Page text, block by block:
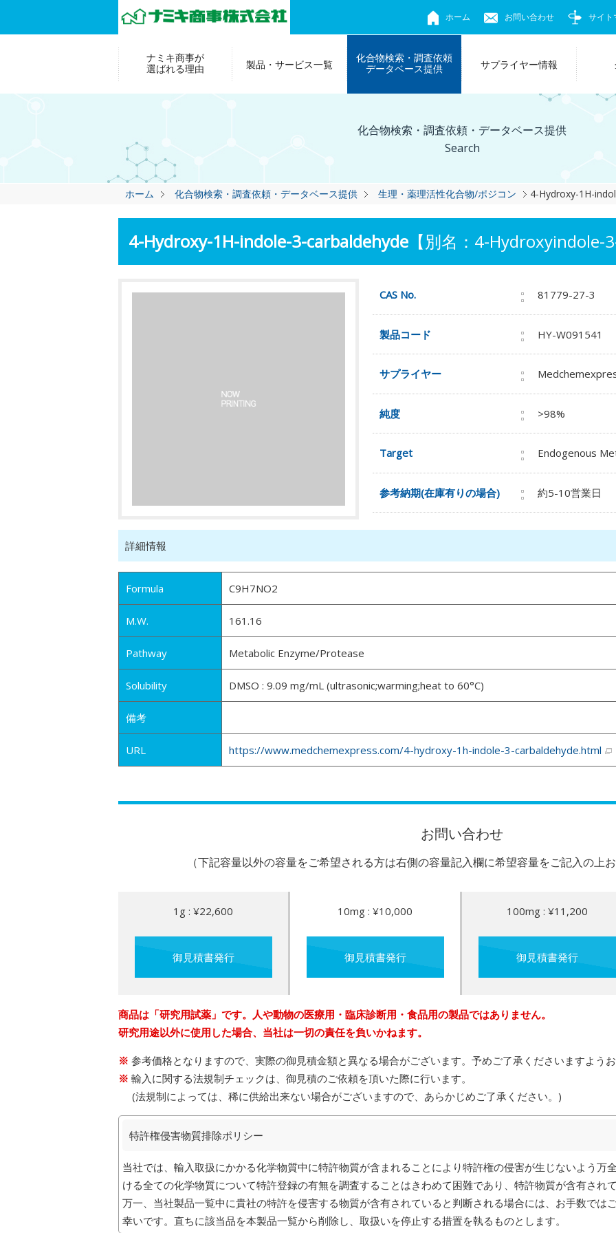
ホーム お問い合わせ サイト
ナミキ商事が
選ばれる理由
製品・サービス一覧
化合物検索・調査依頼
データベース提供
サプライヤー情報
化合物検索・調査依頼・データベース提供
Search
ホーム 化合物検索・調査依頼・データベース提供 生理・薬理活性化合物/ポジコン 4-Hydroxy-1H-
4-Hydroxy-1H-indole-3-carbaldehyde 【別名：4-Hydroxyindole-
CAS No. 81779-27-3
製品コード HY-W091541
サプライヤー
純度 >98%
Target Endogenous
参考納期(在庫有りの場合) 約5-10営業日
詳細情報
Formula C9H7NO2
M.W. 161.16
Pathway Metabolic Enzyme/Protease
Solubility DMSO : 9.09 mg/mL (ultrasonic;warming;heat to 60°C)
備考
URL https://www.medchemexpress.com/4-hydroxy-1h-indole-3-carbaldehyde.html
お問い合わせ
（下記容量以外の容量をご希望される方は右側の容量記入欄に希望容量をご記入の上
1g : ¥22,600
御見積書発行
10mg : ¥10,000
御見積書発行
100mg : ¥11,200
御見積書発行
商品は「研究用試薬」です。人や動物の医療用・臨床診断用・食品用の製品ではありません。
研究用途以外に使用した場合、当社は一切の責任を負いかねます。
参考価格となりますので、実際の御見積金額と異なる場合がございます。予めご了承くださいますようお
輸入に関する法規制チェックは、御見積のご依頼を頂いた際に行います。
(法規制によっては、稀に供給出来ない場合がございますので、あらかじめご了承ください。)
特許権侵害物質排除ポリシー
当社では、輸入取扱にかかる化学物質中に特許物質が含まれることにより特許権の侵害が生じないよう万
ける全ての化学物質について特許登録の有無を調査することはきわめて困難であり、特許物質が含有され
万一、当社製品一覧中に貴社の特許を侵害する物質が含有されていると判断される場合には、お手数では
幸いです。直ちに該当品を本製品一覧から削除し、取扱いを停止する措置を執るものとします。